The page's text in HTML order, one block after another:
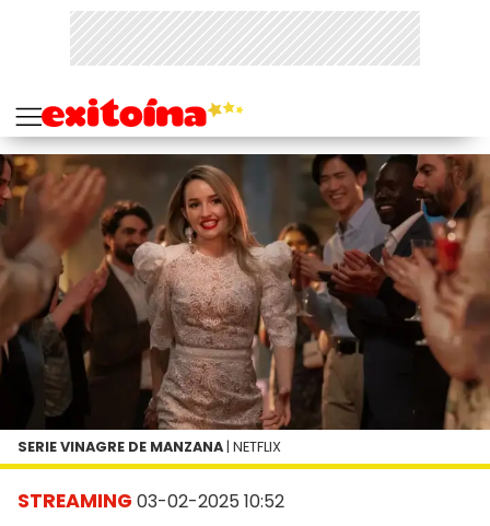
STREAMING 03-02-2025 10:52
SERIE VINAGRE DE MANZANA | NETFLIX